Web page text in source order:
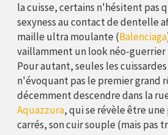
la cuisse, certains n'hésitent pas
sexyness au contact de dentelle
maille ultra moulante (Balenciaga
vaillamment un look néo-guerrier
Pour autant, seules les
n'évoquant pas le premier grand
décemment descendre dans la
Aquazzura, qui se révèle être
carrés, son cuir souple (mais pas